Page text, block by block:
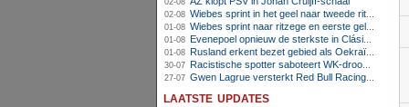
02-08
02-08 Wiebes sprint in het geel naar tweede ritzege
01-08 Wiebes sprint naar ritzege en eerste gele trui in Tour Femmes
01-08 Evenepoel opnieuw de sterkste in Clásica San Sebastián
01-08 Rusland erkent bezet gebied als Oekraïens voor opheffing IOC-schorsing
30-07 Racistische spotter saboteert WK-droom van powerliftster
27-07 Gwen Lagrue versterkt Red Bull Racing vanaf 2027
laatste updates